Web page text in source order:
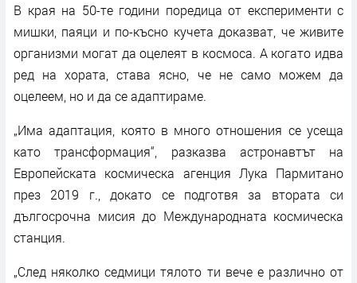
В края на 50-те години поредица от експерименти с
мишки, паяци и по-късно кучета доказват, че живите
организми могат да оцелеят в космоса. А когато идва
ред на хората, става ясно, че не само можем да
оцелеем, но и да се адаптираме.
„Има адаптация, която в много отношения се усеща
като трансформация“, разказва астронавтът на
Европейската космическа агенция Лука Пармитано
през 2019 г., докато се подготвя за втората си
дългосрочна мисия до Международната космическа
станция.
„След няколко седмици тялото ти вече е различно от